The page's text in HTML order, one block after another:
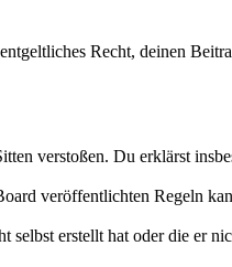
Recht, deinen
verstoßen. Du erklärst
veröffentlichten Regeln
erstellt hat oder die er